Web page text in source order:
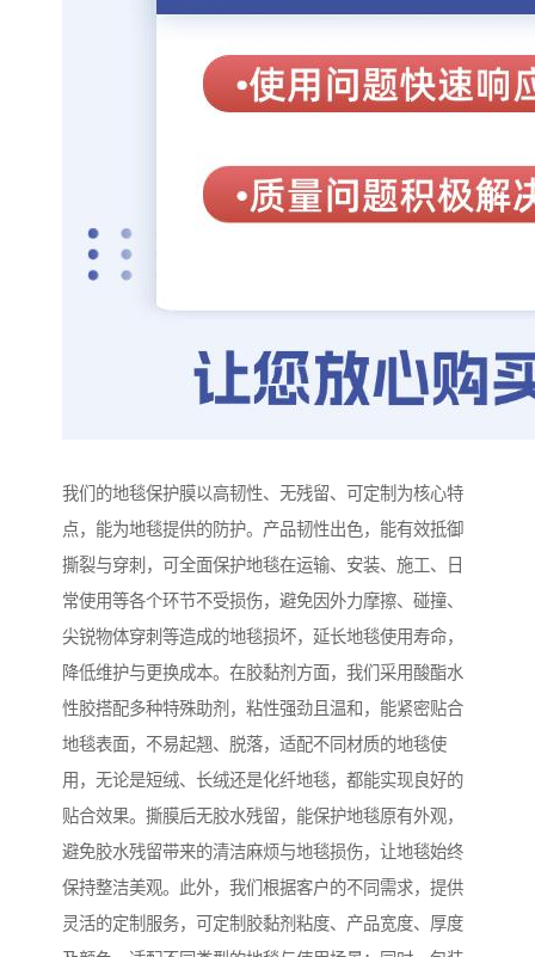
我们的地毯保护膜以高韧性、无残留、可定制为核心特
点，能为地毯提供的防护。产品韧性出色，能有效抵御
撕裂与穿刺，可全面保护地毯在运输、安装、施工、日
常使用等各个环节不受损伤，避免因外力摩擦、碰撞、
尖锐物体穿刺等造成的地毯损坏，延长地毯使用寿命，
降低维护与更换成本。在胶黏剂方面，我们采用酸酯水
性胶搭配多种特殊助剂，粘性强劲且温和，能紧密贴合
地毯表面，不易起翘、脱落，适配不同材质的地毯使
用，无论是短绒、长绒还是化纤地毯，都能实现良好的
贴合效果。撕膜后无胶水残留，能保护地毯原有外观，
避免胶水残留带来的清洁麻烦与地毯损伤，让地毯始终
保持整洁美观。此外，我们根据客户的不同需求，提供
灵活的定制服务，可定制胶黏剂粘度、产品宽度、厚度